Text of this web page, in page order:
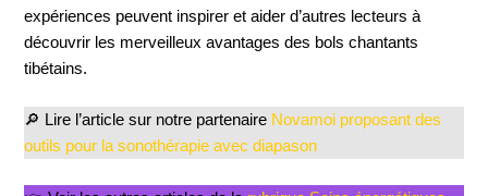
expériences peuvent inspirer et aider d’autres lecteurs à
découvrir les merveilleux avantages des bols chantants
tibétains.
🔎 Lire l’article sur notre partenaire Novamoi proposant des
outils pour la sonothérapie avec diapason